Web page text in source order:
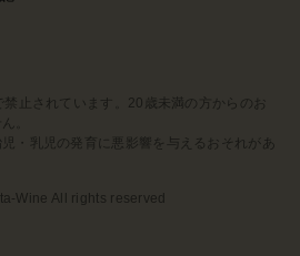
止されています。20歳未満の方からのお
。
・乳児の発育に悪影響を与えるおそれがあ
Wine All rights reserved